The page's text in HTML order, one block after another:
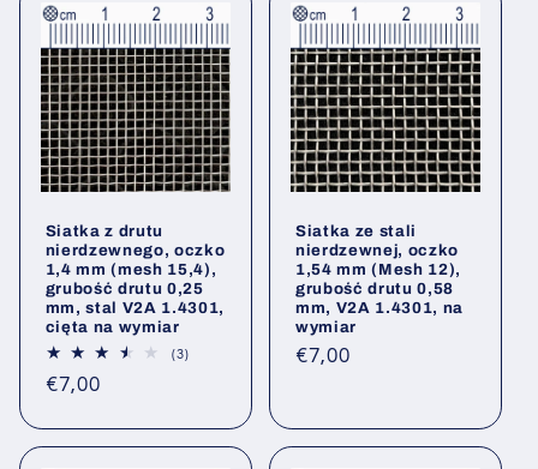
Siatka z drutu
nierdzewnego, oczko
1,4 mm (mesh 15,4),
grubość drutu 0,25
mm, stal V2A 1.4301,
cięta na wymiar
(3)3
Cena
€7,00
Siatka ze stali
nierdzewnej, oczko
1,54 mm (Mesh 12),
grubość drutu 0,58
mm, V2A 1.4301, na
wymiar
Cena
€7,00